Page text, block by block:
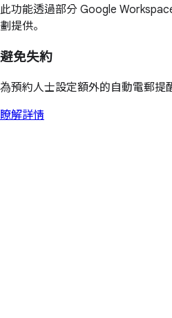
此功能透過部分 Google
劃提供。
避免失約
為預約人士設定額外的自動電郵提
瞭解詳情